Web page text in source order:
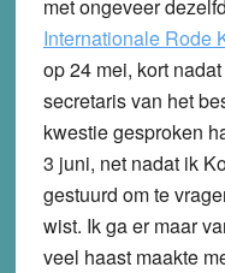
met ongeveer
Internationale Rode
op 24 mei, kort
secretaris van het
kwestie gesproken
3 juni, net nadat ik
gestuurd om te
wist. Ik ga er maar
veel haast maakte